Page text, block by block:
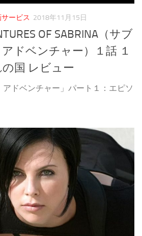
ービス 2018年11月15日
OF SABRINA（サブ
ドベンチャー）１話 １
国 レビュー
アドベンチャー」パート１：エピソ